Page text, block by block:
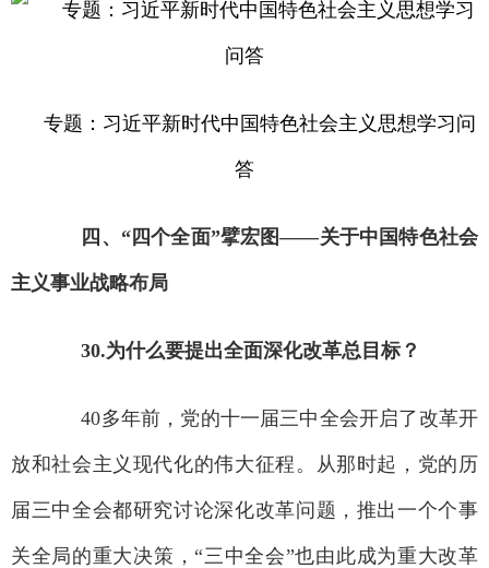
专题：习近平新时代中国特色社会主义思想学习问
答
四、“四个全面”擘宏图——关于中国特色社会
主义事业战略布局
30.为什么要提出全面深化改革总目标？
40多年前，党的十一届三中全会开启了改革开
放和社会主义现代化的伟大征程。从那时起，党的历
届三中全会都研究讨论深化改革问题，推出一个个事
关全局的重大决策，“三中全会”也由此成为重大改革